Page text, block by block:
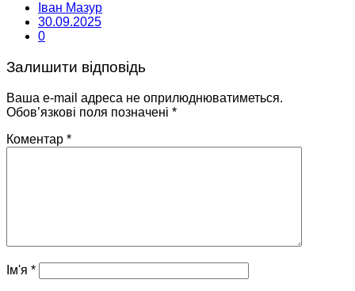
Іван Мазур
30.09.2025
0
Залишити відповідь
Ваша e-mail адреса не оприлюднюватиметься.
Обов’язкові поля позначені *
Коментар *
Ім'я *